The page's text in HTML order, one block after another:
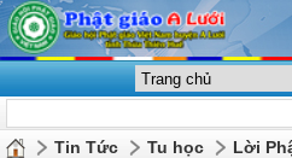
Tin Tức Tu học Lời